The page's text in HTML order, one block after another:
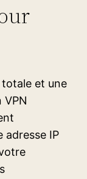
et une
VPN
adresse IP